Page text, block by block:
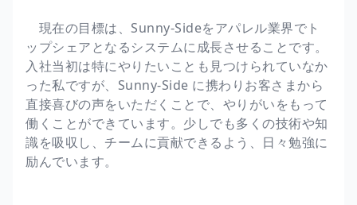
現在の目標は、Sunny-Sideをアパレル業界でト
ップシェアとなるシステムに成長させることです。
入社当初は特にやりたいことも見つけられていなか
った私ですが、Sunny-Side に携わりお客さまから
直接喜びの声をいただくことで、やりがいをもって
働くことができています。少しでも多くの技術や知
識を吸収し、チームに貢献できるよう、日々勉強に
励んでいます。